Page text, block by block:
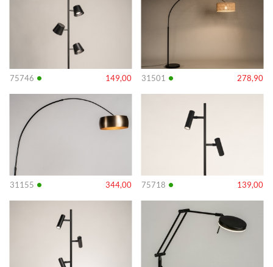
75746 • 149,00 31501 • 278,90
31155 • 344,00
Info
75718 • 139,00
Info
Info Info